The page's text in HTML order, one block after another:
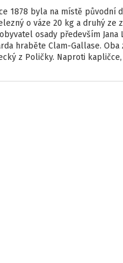
1878 byla na místě původní
o váze 20 kg a druhý
osady především
hraběte Clam-Gallase.
z Poličky. Naproti